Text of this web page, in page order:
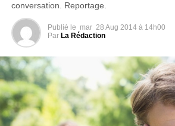
conversation. Reportage.
Publié le mar 28 Aug 2014 à 14h00
Par La Rédaction